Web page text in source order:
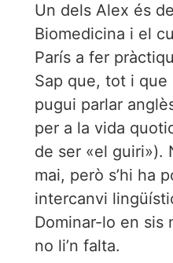
Un dels Alex és
Biomedicina i el
París a fer
Sap que, tot i que
pugui parlar
per a la vida
de ser «el guiri»).
mai, però s’hi ha
intercanvi
Dominar-lo en sis
no li’n falta.